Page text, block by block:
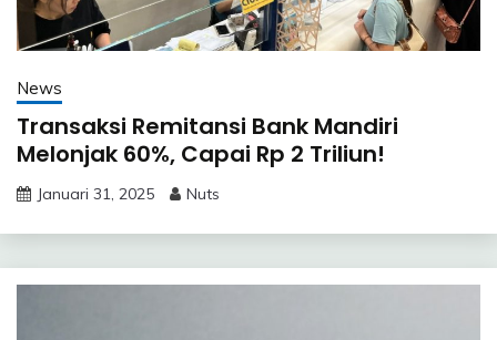
News
Transaksi Remitansi Bank Mandiri
Melonjak 60%, Capai Rp 2 Triliun!
Januari 31, 2025 Nuts